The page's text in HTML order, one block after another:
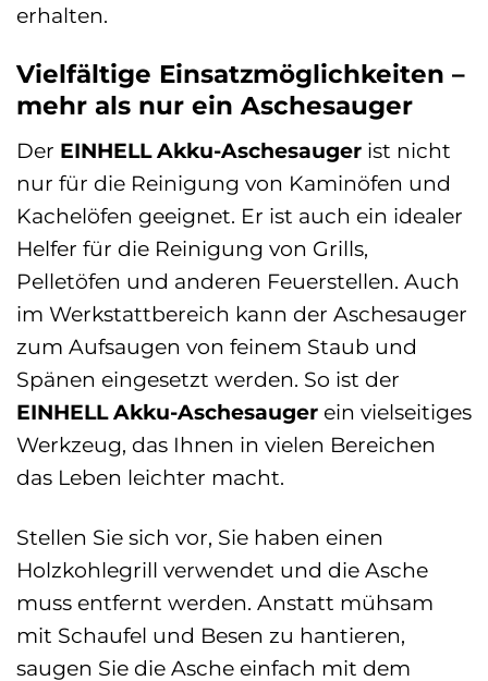
erhalten.
Vielfältige Einsatzmöglichkeiten –
mehr als nur ein Aschesauger
Der EINHELL Akku-Aschesauger ist nicht
nur für die Reinigung von Kaminöfen und
Kachelöfen geeignet. Er ist auch ein idealer
Helfer für die Reinigung von Grills,
Pelletöfen und anderen Feuerstellen. Auch
im Werkstattbereich kann der Aschesauger
zum Aufsaugen von feinem Staub und
Spänen eingesetzt werden. So ist der
EINHELL Akku-Aschesauger ein vielseitiges
Werkzeug, das Ihnen in vielen Bereichen
das Leben leichter macht.
Stellen Sie sich vor, Sie haben einen
Holzkohlegrill verwendet und die Asche
muss entfernt werden. Anstatt mühsam
mit Schaufel und Besen zu hantieren,
saugen Sie die Asche einfach mit dem